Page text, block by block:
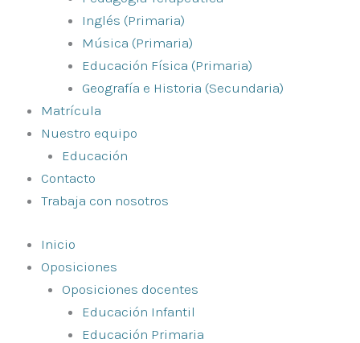
Inglés (Primaria)
Música (Primaria)
Educación Física (Primaria)
Geografía e Historia (Secundaria)
Matrícula
Nuestro equipo
Educación
Contacto
Trabaja con nosotros
Inicio
Oposiciones
Oposiciones docentes
Educación Infantil
Educación Primaria